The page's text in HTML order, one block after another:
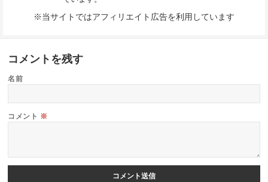
※当サイトではアフィリエイト広告を利用しています
コメントを残す
名前
コメント ※